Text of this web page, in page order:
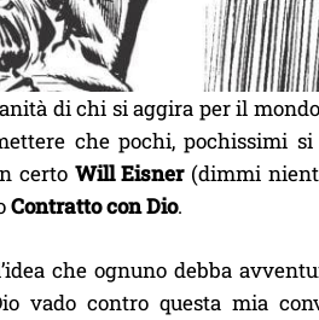
di chi si aggira per il
che pochi, pochissimi
certo Will Eisner(dimmi
Contratto con Dio.
che ognuno debba
vado contro questa mia